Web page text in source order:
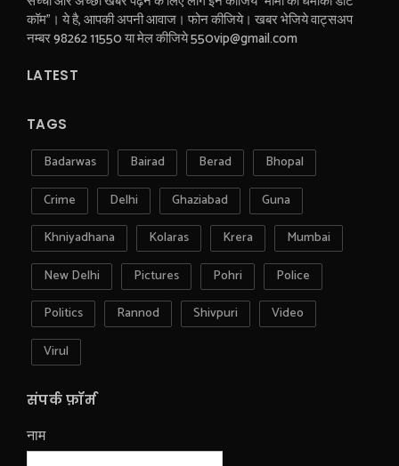
कॉम"। ये है, आपकी अपनी आवाज। फोन कीजिये। खबर भेजिये वाट्सअप
नम्बर 98262 11550 या मेल कीजिये 550vip@gmail.com
LATEST
TAGS
Badarwas Bairad Berad
Bhopal
Crime
Delhi Ghaziabad
Guna
Khniyadhana
Kolaras Krera
Mumbai
New Delhi
Pictures Pohri
Police
Politics
Rannod Shivpuri
Video
Virul
संपर्क फ़ॉर्म
नाम